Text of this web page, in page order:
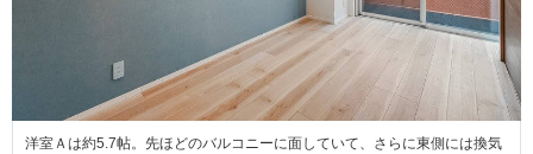
洋室Ａは約5.7帖。先ほどのバルコニーに面していて、さらに東側には換気